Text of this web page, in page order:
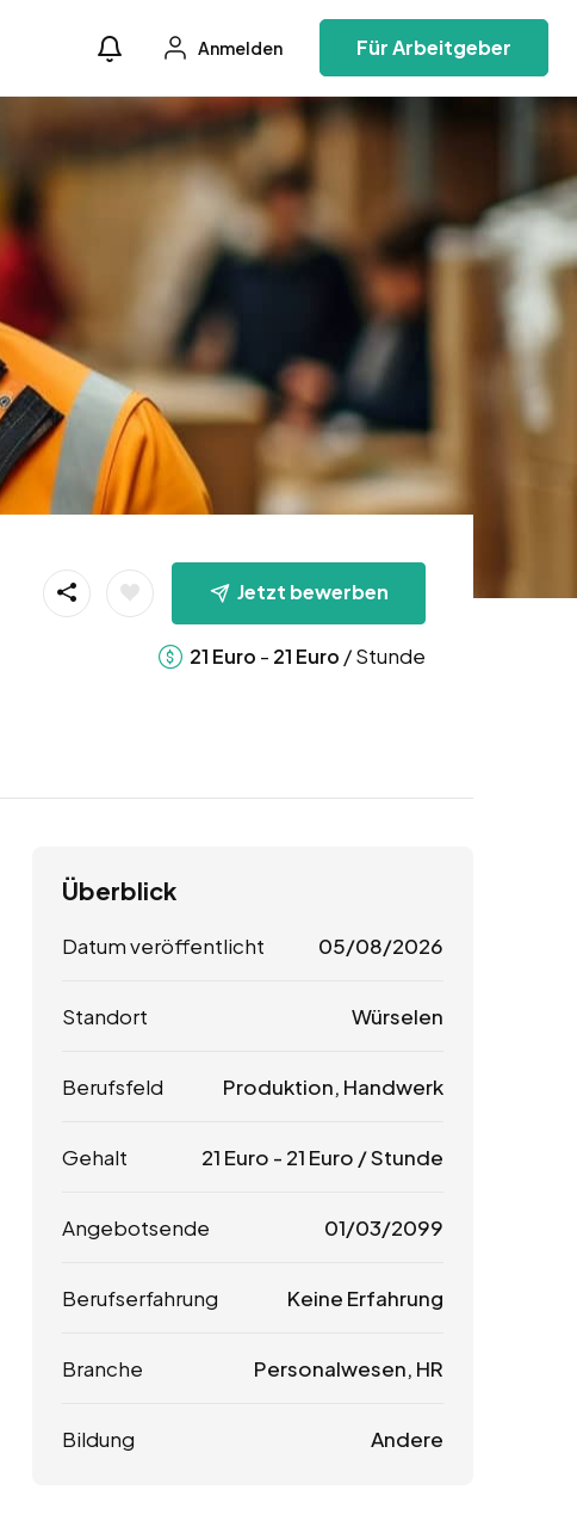
Anmelden Für Arbeitgeber
Jetzt bewerben
21 Euro - 21 Euro / Stunde
Überblick
Datum veröffentlicht 05/08/2026
Standort Würselen
Berufsfeld Produktion, Handwerk
Gehalt 21 Euro - 21 Euro / Stunde
Angebotsende 01/03/2099
Berufserfahrung Keine Erfahrung
Branche Personalwesen, HR
Bildung Andere